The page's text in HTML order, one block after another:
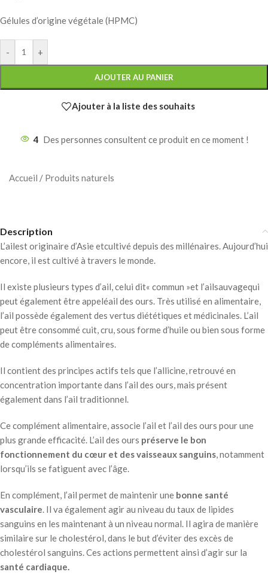
Gélules d’origine végétale (HPMC)
- +
AJOUTER AU PANIER
Ajouter à la liste des souhaits
4 Des personnes consultent ce produit en ce moment !
Accueil / Produits naturels
Description
L’ailest originaire d’Asie etcultivé depuis des millénaires. Aujourd’hui
encore, il est cultivé à travers le monde.
Il existe plusieurs types d’ail, celui dit« commun »et l’ailsauvagequi
peut également être appeléail des ours. Très utilisé en alimentaire,
l’ail possède également des vertus diététiques et médicinales. L’ail
peut être consommé cuit, cru, sous forme d’huile ou bien sous forme
de compléments alimentaires.
Il contient des principes actifs tels que l’allicine, retrouvé en
concentration importante dans l’ail des ours, mais présent
également dans l’ail traditionnel.
Ce complément alimentaire, associe l’ail et l’ail des ours pour une
plus grande efficacité. L’ail des ours préserve le bon
fonctionnement du cœur et des vaisseaux sanguins , notamment
lorsqu’ils se fatiguent avec l’âge.
En complément, l’ail permet de maintenir une bonne santé
vasculaire . Il va également agir au niveau du taux de lipides
sanguins en les maintenant à un niveau normal. Il agira de manière
similaire sur le cholestérol, dans le but d’éviter des excès de
cholestérol sanguins. Ces actions permettent ainsi d’agir sur la
santé cardiaque.